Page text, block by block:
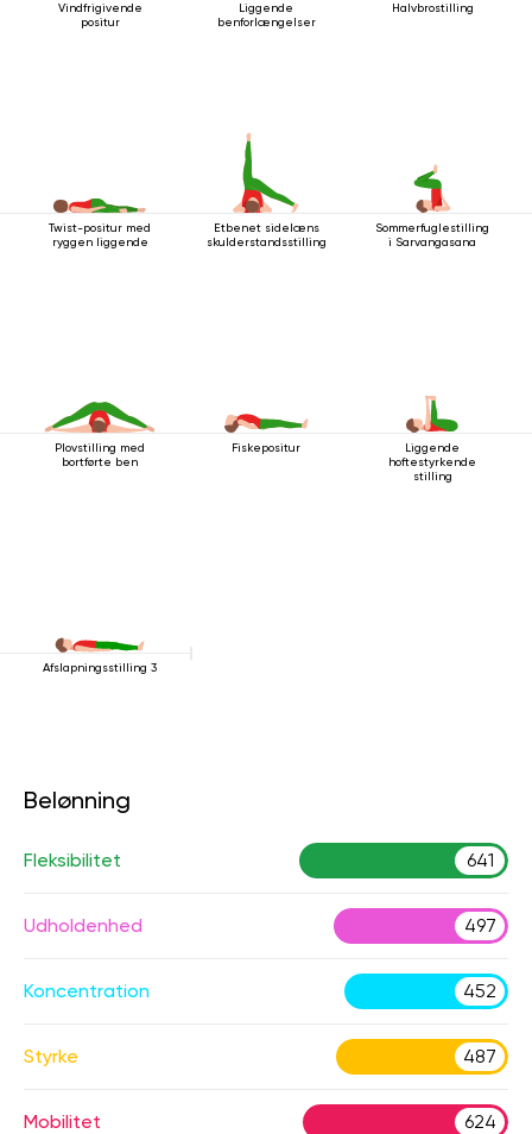
Vindfrigivende
positur
Liggende
benforlængelser
Halvbrostilling
Twist-positur med
ryggen liggende
Etbenet sidelæns
skulderstandsstilling
Sommerfuglestilling
i Sarvangasana
Plovstilling med
bortførte ben
Fiskepositur
Liggende
hoftestyrkende
stilling
Afslapningsstilling 3
Belønning
Fleksibilitet 641
Udholdenhed 497
Koncentration 452
Styrke 487
Mobilitet 624